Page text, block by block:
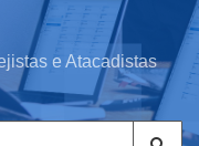
e Atacadistas